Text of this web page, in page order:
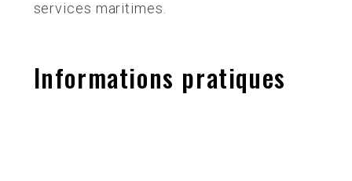
services maritimes.
Informations pratiques